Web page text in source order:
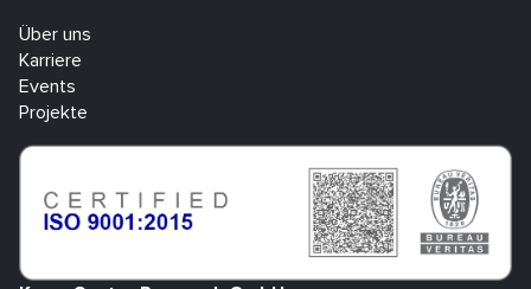
Über uns
Karriere
Events
Projekte